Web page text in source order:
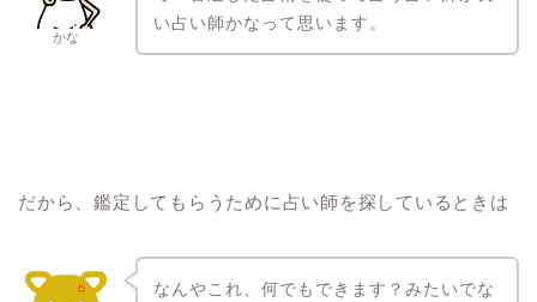
かな
い占い師かなって思います。
だから、鑑定してもらうために占い師を探しているときは
なんやこれ、何でもできます？みたいでな